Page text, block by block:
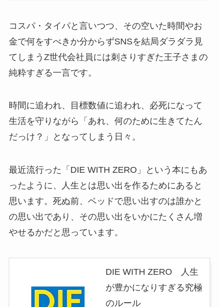
コスパ・タイパと言いつつ、その空いた時間やお
金で何をすべきか分からずSNSを結局ダラダラ見
てしまうZ世代会社員には刺さりすぎた王子さまの
純粋すぎる一言です。
時間に追われ、目標数値に追われ、必死になって
生活を守りながら「あれ、何のために生きてたん
だっけ？」となってしまう日々。
最近流行った「DIE WITH ZERO」という本にもあ
ったように、人生とは思い出を作るためにあると
思います。死ぬ前、ベッドで思い出すのは誰かと
の思い出であり、その思い出をいかにたくさん増
やせるかだと思っています。
DIE WITH ZERO 人生
が豊かになりすぎる究極
のルール